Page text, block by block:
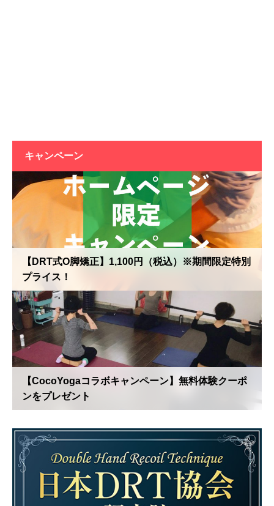
キャンペーン
【DRT式O脚矯正】1,100円（税込）※期間限定特別
プライス！
【CocoYogaコラボキャンペーン】無料体験クーポ
ンをプレゼント